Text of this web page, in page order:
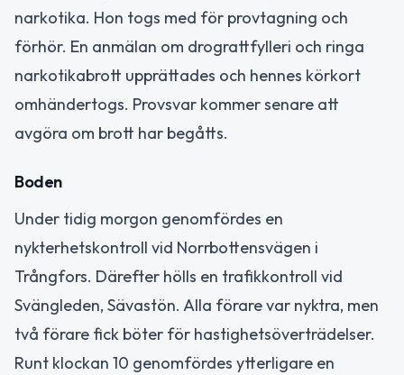
narkotika. Hon togs med för provtagning och
förhör. En anmälan om drograttfylleri och ringa
narkotikabrott upprättades och hennes körkort
omhändertogs. Provsvar kommer senare att
avgöra om brott har begåtts.
Boden
Under tidig morgon genomfördes en
nykterhetskontroll vid Norrbottensvägen i
Trångfors. Därefter hölls en trafikkontroll vid
Svängleden, Sävastön. Alla förare var nyktra, men
två förare fick böter för hastighetsöverträdelser.
Runt klockan 10 genomfördes ytterligare en